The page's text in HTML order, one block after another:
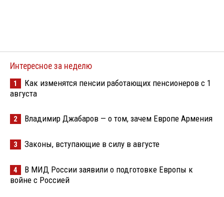
Интересное за неделю
1
Как изменятся пенсии работающих пенсионеров с 1
августа
2 Владимир Джабаров — о том, зачем Европе Армения
3 Законы, вступающие в силу в августе
4
В МИД России заявили о подготовке Европы к
войне с Россией